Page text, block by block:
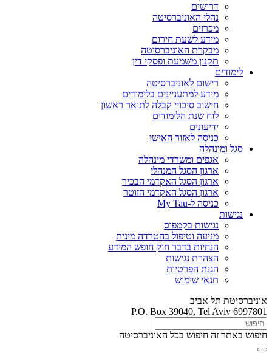
דרושים
נהלי האוניברסיטה
מכרזים
מידע לשעת חירום
מבקרת האוניברסיטה
תקנון משמעת ופסקי דין
לימודים
רישום לאוניברסיטה
מידע למתעניינים בלימודים
חישוב סיכויי קבלה לתואר ראשון
לוח שנת הלימודים
ידיעונים
כניסה לאזור האישי
סגל ומינהלה
אגפים ומשרדי מינהלה
ארגון הסגל המנהלי
ארגון הסגל האקדמי הבכיר
ארגון הסגל האקדמי הזוטר
כניסה ל-My Tau
נגישות
נגישות בקמפוס
מניעה וטיפול בהטרדה מינית
הנחיות בדבר חוק חופש המידע
הצהרת נגישות
הגנת הפרטיות
תנאי שימוש
אוניברסיטת תל אביב
P.O. Box 39040, Tel Aviv 6997801
חיפוש באתר זה חיפוש בכל האוניברסיטה